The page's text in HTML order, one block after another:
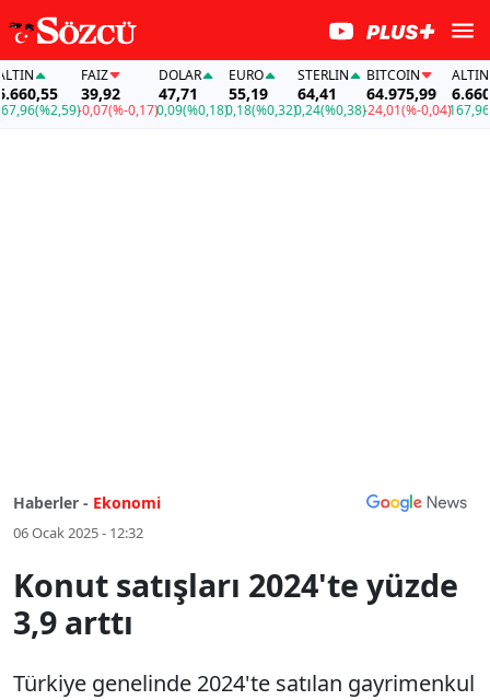
(%2,59)
FAİZ
39,92
-0,07(%-0,17)
DOLAR
47,71
0,09(%0,18)
EURO
55,19
0,18(%0,32)
STERLIN
64,41
0,24(%0,38)
BITCOIN
64.975,99
-24,01(%-0,04)
ALTIN
167,96
Haberler - Ekonomi
06 Ocak 2025 - 12:32
Konut satışları 2024'te yüzde
3,9 arttı
Türkiye genelinde 2024'te satılan gayrimenkul